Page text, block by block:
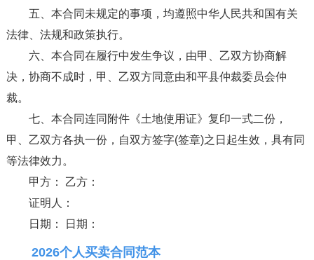
五、本合同未规定的事项，均遵照中华人民共和国有关
法律、法规和政策执行。
六、本合同在履行中发生争议，由甲、乙双方协商解
决，协商不成时，甲、乙双方同意由和平县仲裁委员会仲
裁。
七、本合同连同附件《土地使用证》复印一式二份，
甲、乙双方各执一份，自双方签字(签章)之日起生效，具有同
等法律效力。
甲方： 乙方：
证明人：
日期： 日期：
2026个人买卖合同范本